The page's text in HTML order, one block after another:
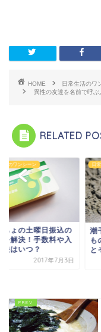
HOME
日常生活のワ
異性の友達を名前で呼ぶ
RELATED
活のワンシーン
ちょの土曜日振込の
を解決！手数料や入
映はいつ？
2017年7月3日
日
潮
も
と